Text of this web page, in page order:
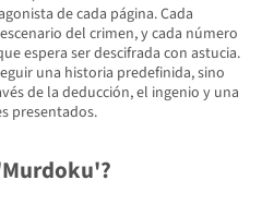
de cada página. Cada
del crimen, y cada número
espera ser descifrada con astucia.
una historia predefinida, sino
de la deducción, el ingenio y una
presentados.